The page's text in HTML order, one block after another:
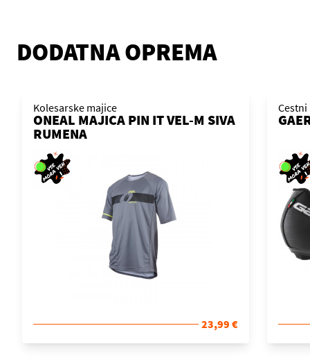
DODATNA OPREMA
Kolesarske majice
ONEAL MAJICA PIN IT VEL-M SIVA
RUMENA
23,99 €